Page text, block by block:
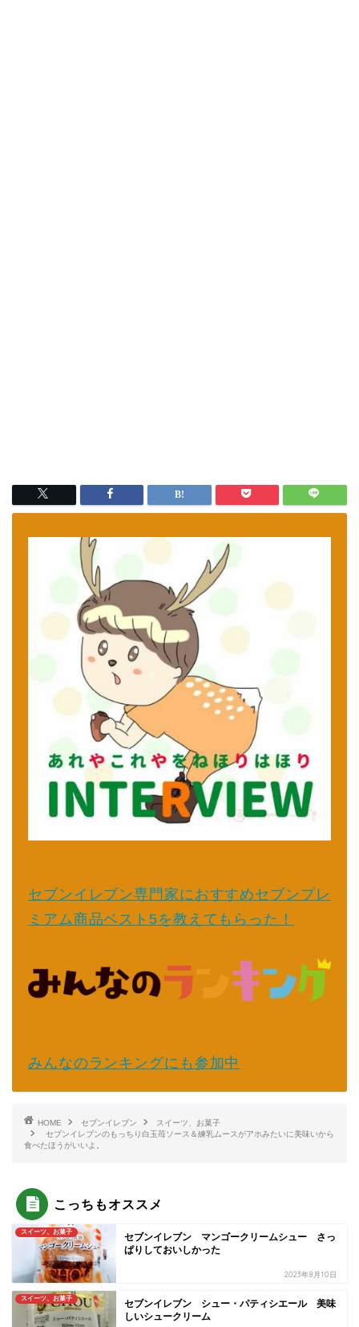
セブンイレブン専門家におすすめセブンプレ
ミアム商品ベスト5を教えてもらった！
みんなのランキングにも参加中
HOME セブンイレブン
スイーツ、お菓子
セブンイレブンのもっちり白玉苺ソース＆練乳ムースがアホみたいに美味いから
食べたほうがいいよ。
こっちもオススメ
スイーツ、お菓子
セブンイレブン マンゴークリームシュー さっ
ぱりしておいしかった
2023年8月10日
スイーツ、お菓子
セブンイレブン シュー・パティシエール 美味
しいシュークリーム